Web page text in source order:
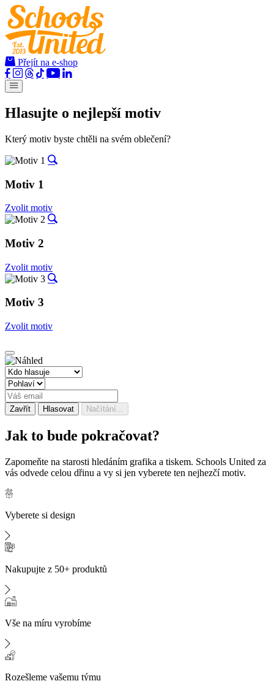
Přejít na e-shop
Hlasujte o nejlepší motiv
Který motiv byste chtěli na svém oblečení?
Motiv 1
Zvolit motiv
Motiv 2
Zvolit motiv
Motiv 3
Zvolit motiv
Zavřít Hlasovat Načítání...
Jak to bude pokračovat?
Zapomeňte na starosti hledáním grafika a tiskem. Schools United za
vás odvede celou dřinu a vy si jen vyberete ten nejhezčí motiv.
Vyberete si design
Nakupujte z 50+ produktů
Vše na míru vyrobíme
Rozešleme vašemu týmu